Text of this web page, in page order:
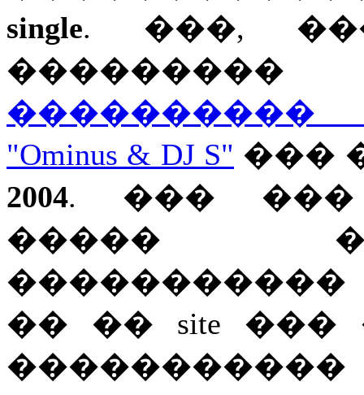
single. ���,
"Ominus & DJ S" ���
2004. ��� ���
�����
�� �� site